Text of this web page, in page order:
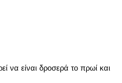
να είναι δροσερά το πρωί και